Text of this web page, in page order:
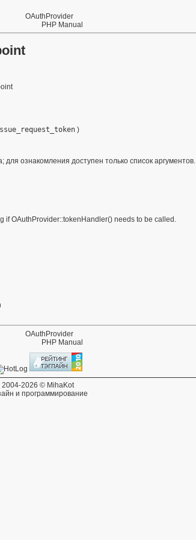
OAuthProvider
PHP Manual
)
ознакомления доступен только список аргументов.
ifOAuthProvider::tokenHandler() needs to be called.
OAuthProvider
PHP Manual
2004-2026 © MihaKot
и программирование